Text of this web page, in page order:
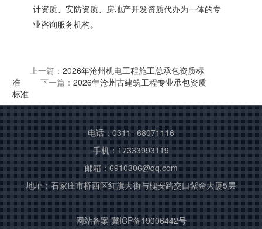
计资质、安防资质、房地产开发资质代办为一体的专
业咨询服务机构。
上一篇：2026年沧州机电工程施工总承包资质标
准
下一篇：2026年沧州古建筑工程专业承包资质
标准
电话：0311--68071116
手机：17333993119
邮箱：6910306@qq.com
地址：石家庄市桥西区红旗大街与槐安路交口紫金大厦5层
网站备案冀ICP备19006442号